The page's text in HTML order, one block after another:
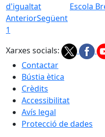
d'igualtat
Escola
AnteriorSegüent
1
Xarxes socials:
Contactar
Bústia ètica
Crèdits
Accessibilitat
Avís legal
Protecció de dades